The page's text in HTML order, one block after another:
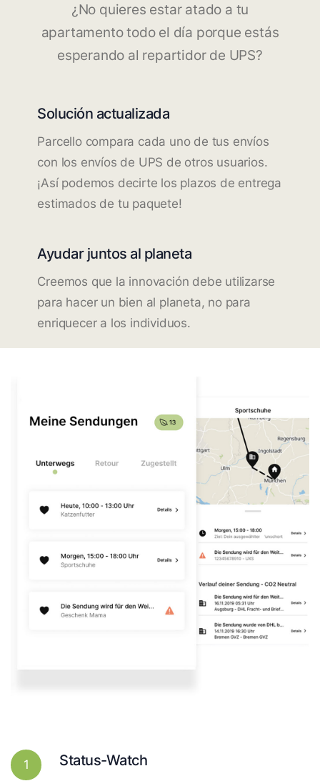
¿No quieres estar atado a tu
apartamento todo el día porque estás
esperando al repartidor de UPS?
Solución actualizada
Parcello compara cada uno de tus envíos
con los envíos de UPS de otros usuarios.
¡Así podemos decirte los plazos de entrega
estimados de tu paquete!
Ayudar juntos al planeta
Creemos que la innovación debe utilizarse
para hacer un bien al planeta, no para
enriquecer a los individuos.
1 Status-Watch